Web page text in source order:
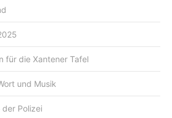
für die Xantener Tafel
und Musik
der Polizei